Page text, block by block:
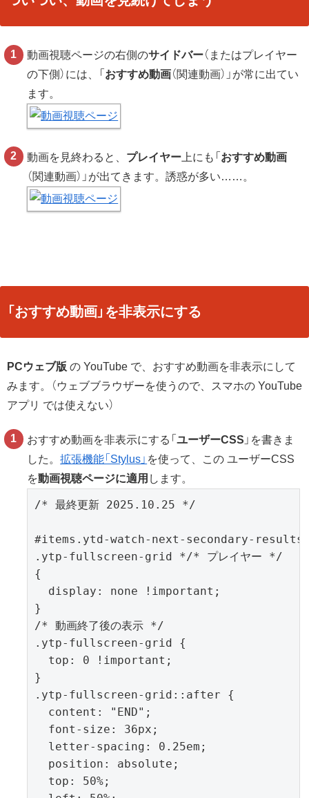
動画視聴ページの右側のサイドバー（またはプレイヤー
の下側）には、「 おすすめ動画 （関連動画）」が常に出てい
ます。
動画を見終わると、 プレイヤー 上にも「 おすすめ動画
（関連動画）」が出てきます。誘惑が多い……。
「おすすめ動画」を非表示にする
PCウェブ版 の YouTube で、おすすめ動画を非表示にして
みます。（ウェブブラウザーを使うので、スマホの YouTube
アプリ では使えない）
おすすめ動画を非表示にする「ユーザーCSS 」を書きま
した。拡張機能「Stylus」 を使って、この ユーザーCSS
を動画視聴ページに適用 します。
/* 最終更新 2025.10.25 */
#items.ytd-watch-next-secondary-
.ytp-fullscreen-grid */* プレイヤー */
{
  display: none !important;
}
/* 動画終了後の表示 */
.ytp-fullscreen-grid {
  top: 0 !important;
}
.ytp-fullscreen-grid::after {
  content: "END";
font-size: 36px;
  letter-spacing: 0.25em;
  position: absolute;
  top: 50%;